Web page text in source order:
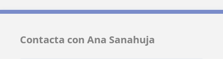
Contacta con Ana Sanahuja